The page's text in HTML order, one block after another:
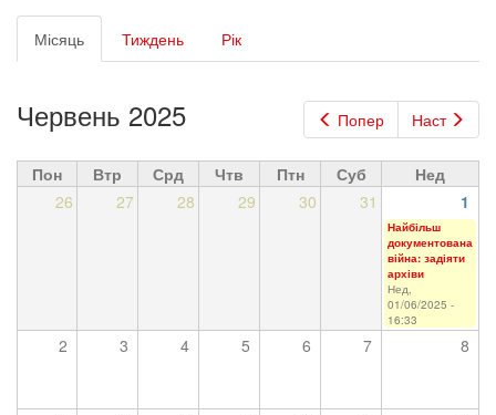
Первинні
вкладки
Місяць (активна
вкладка)
Тиждень Рік
Попер Наст
Червень 2025
Пон Втр Срд Чтв Птн Суб
Нед
26
27 28 29 30 31 1
Найбільш
документована
війна: задіяти
архіви
Нед,
01/06/2025 -
16:33
2 3 4 5 6 7 8